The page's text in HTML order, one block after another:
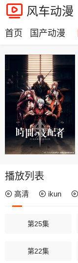
风车动漫
首页 国产动漫
播放列表
高清 ikun
第25集
第22集